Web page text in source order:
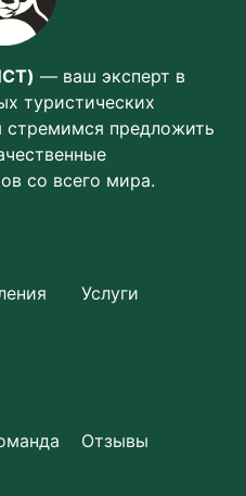
— ваш эксперт в
туристических
стремимся предложить
со всего мира.
Услуги
Отзывы